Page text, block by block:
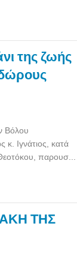
της ζωής
Βόλου
Ιγνάτιος, κατά
παρουσ...
ΤΗΣ